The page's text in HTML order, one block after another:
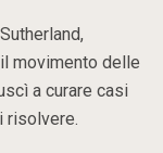
movimento delle
a curare casi
risolvere.